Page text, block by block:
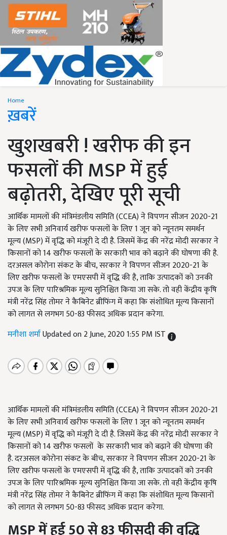
Home
ख़बरें
खुशखबरी ! खरीफ की इन
फसलों की MSP में हुई
बढ़ोतरी, देखिए पूरी सूची
आर्थिक मामलों की मंत्रिमंडलीय समिति (CCEA) ने विपणन सीजन 2020-21
के लिए सभी अनिवार्य खरीफ फसलों के लिए 1 जून को न्यूनतम समर्थन
मूल्य (MSP) में वृद्धि को मंजूरी दे दी है. जिसमें केंद्र की नरेंद्र मोदी सरकार ने
किसानों को 14 खरीफ फसलों के सरकारी भाव को बढ़ाने की घोषणा की है.
दरअसल कोरोना संकट के बीच, सरकार ने विपणन सीजन 2020-21 के
लिए खरीफ फसलों के एमएसपी में वृद्धि की है, ताकि उत्पादकों को उनकी
उपज के लिए पारिश्रमिक मूल्य सुनिश्चित किया जा सके. तो वही केंद्रीय कृषि
मंत्री नरेंद्र सिंह तोमर ने कैबिनेट ब्रीफिंग में कहा कि संशोधित मूल्य किसानों
को लागत से लगभग 50-83 फीसद अधिक प्रदान करेगा.
मनीशा शर्माUpdated on 2 June, 2020 1:55 PM IST
आर्थिक मामलों की मंत्रिमंडलीय समिति (CCEA) ने विपणन सीजन 2020-21
के लिए सभी अनिवार्य खरीफ फसलों के लिए 1 जून को न्यूनतम समर्थन
मूल्य (MSP) में वृद्धि को मंजूरी दे दी है. जिसमें केंद्र की नरेंद्र मोदी सरकार ने
किसानों को 14 खरीफ फसलों के सरकारी भाव को बढ़ाने की घोषणा की
है. दरअसल कोरोना संकट के बीच, सरकार ने विपणन सीजन 2020-21 के
लिए खरीफ फसलों के एमएसपी में वृद्धि की है, ताकि उत्पादकों को उनकी
उपज के लिए पारिश्रमिक मूल्य सुनिश्चित किया जा सके. तो वही केंद्रीय कृषि
मंत्री नरेंद्र सिंह तोमर ने कैबिनेट ब्रीफिंग में कहा कि संशोधित मूल्य किसानों
को लागत से लगभग 50-83 फीसद अधिक प्रदान करेगा.
MSPमेंहुई50से83फीसदीकीवृद्धि